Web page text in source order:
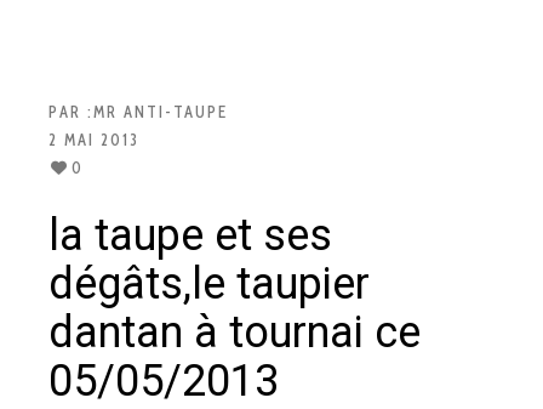
PAR :MR ANTI-TAUPE
2 MAI 2013
0
la taupe et ses
dégâts,le taupier
dantan à tournai ce
05/05/2013